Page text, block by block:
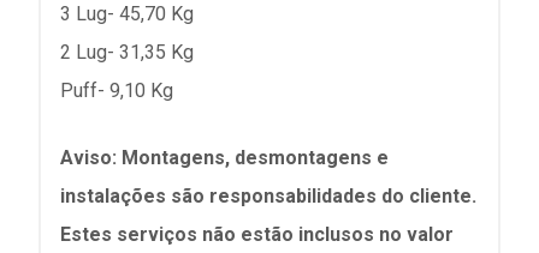
3 Lug- 45,70 Kg
2 Lug- 31,35 Kg
Puff- 9,10 Kg
Aviso: Montagens, desmontagens e
instalações são responsabilidades do cliente.
Estes serviços não estão inclusos no valor